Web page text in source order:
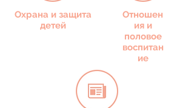
Охрана и защита
детей
Отношен
ия и
половое
воспитан
ие